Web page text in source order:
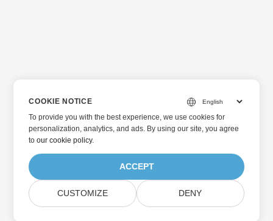
COOKIE NOTICE
To provide you with the best experience, we use cookies for
personalization, analytics, and ads. By using our site, you agree
toour cookie policy.
ACCEPT
CUSTOMIZE DENY